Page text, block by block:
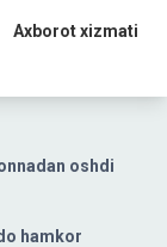
oshdi
hamkor
Axborot xizmati